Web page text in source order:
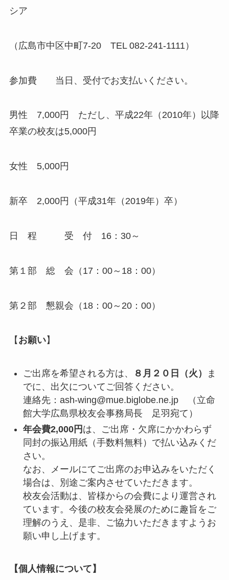
シア
（広島市中区中町7-20 TEL 082-241-1111）
参加費 当日、受付でお支払いください。
男性 7,000円 ただし、平成22年（2010年）以降
卒業の校友は5,000円
女性 5,000円
新卒 2,000円（平成31年（2019年）卒）
日 程 受 付 16：30～
第１部 総 会（17：00～18：00）
第２部 懇親会（18：00～20：00）
【 お願い】
ご出席を希望される方は、 ８月２０日（火）
ま
でに、出欠についてご回答ください。
連絡先：ash-wing@mue.biglobe.ne.jp （立命
館大学広島県校友会事務局長 足羽宛て）
年会費2,000円 は、ご出席・欠席にかかわらず
同封の振込用紙（手数料無料）で払い込みくだ
さい。
なお、メールにてご出席のお申込みをいただく
場合は、別途ご案内させていただきます。
校友会活動は、皆様からの会費により運営され
ています。今後の校友会発展のために趣旨をご
理解のうえ、是非、ご協力いただきますようお
願い申し上げます。
【個人情報について】